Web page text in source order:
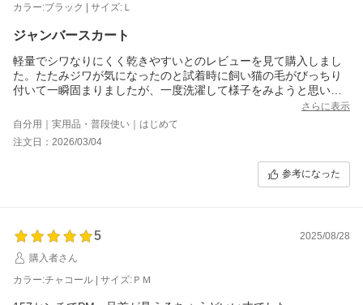
カラー:ブラック | サイズ:Ｌ
ジャンバースカート
軽量でシワなりにくく乾きやすいとのレビューを見て購入しまし
た。たたみジワが気になったのと試着時に飼い猫の毛がびっちり
付いて一瞬固まりましたが、一度洗濯して様子をみようと思いま
す。他は軽くてコンパクトに畳めて形も良く、薄いながらも透け
感なく若干伸びる素材なので動きやすくもあり旅行にも良さそう
さらに表示
自分用｜実用品・普段使い｜はじめて
注文日：2026/03/04
参考になった
5
2025/08/28
購入者さん
カラー:チャコール | サイズ:ＰＭ